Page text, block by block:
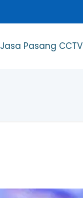
Jasa Pasang CCTV